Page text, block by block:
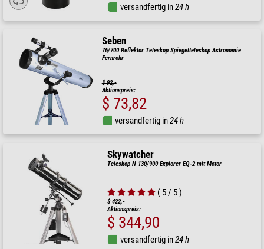
versandfertig in24 h
Seben
76/700 Reflektor Teleskop Spiegelteleskop Astronomie
Fernrohr
$ 92,-
Aktionspreis:
$ 73,82
versandfertig in24 h
Skywatcher
Teleskop N 130/900 Explorer EQ-2 mit Motor
( 5 / 5 )
$ 422,-
Aktionspreis:
$ 344,90
versandfertig in24 h